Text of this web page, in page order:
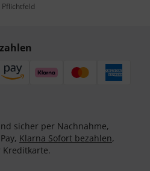
sicher per Nachnahme,
Klarna Sofort bezahlen,
Kreditkarte.